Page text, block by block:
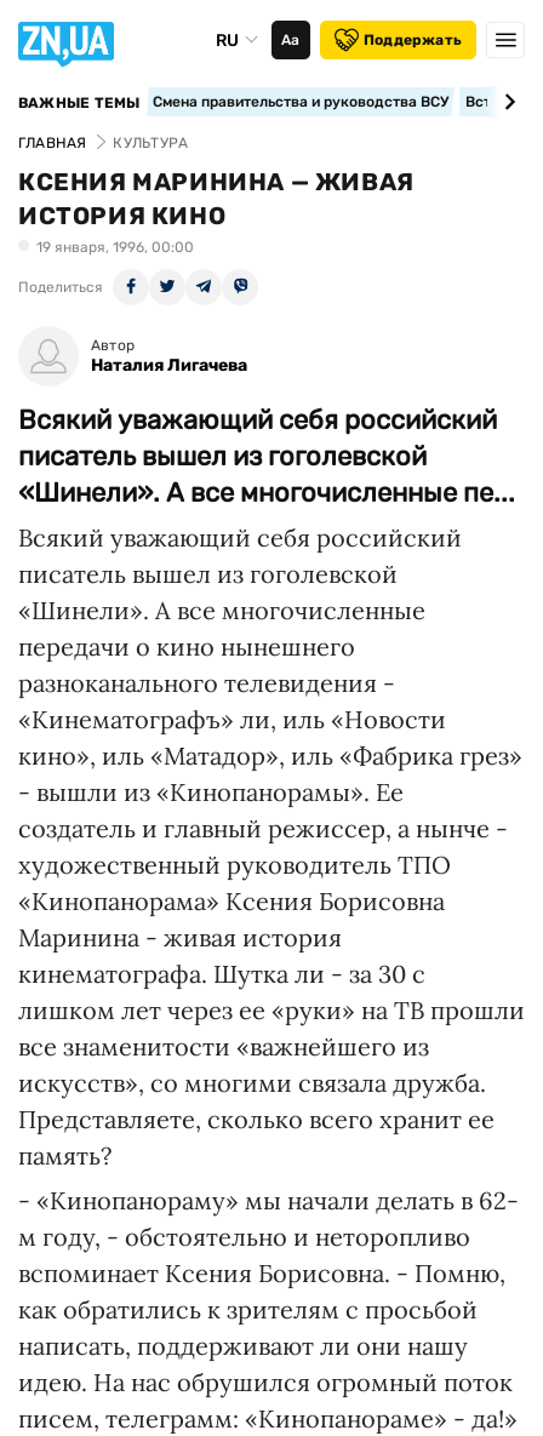
RU Аа Поддержать
ВАЖНЫЕ ТЕМЫ Смена правительства и руководства ВСУ
ГЛАВНАЯ КУЛЬТУРА
КСЕНИЯ МАРИНИНА — ЖИВАЯ
ИСТОРИЯ КИНО
19 января, 1996, 00:00
Поделиться
Автор
Наталия Лигачева
Всякий уважающий себя российский
писатель вышел из гоголевской
«Шинели». А все многочисленные пе...
Всякий уважающий себя российский
писатель вышел из гоголевской
«Шинели». А все многочисленные
передачи о кино нынешнего
разноканального телевидения -
«Кинематографъ» ли, иль «Новости
кино», иль «Матадор», иль «Фабрика грез»
- вышли из «Кинопанорамы». Ее
создатель и главный режиссер, а нынче -
художественный руководитель ТПО
«Кинопанорама» Ксения Борисовна
Маринина - живая история
кинематографа. Шутка ли - за 30 с
лишком лет через ее «руки» на ТВ прошли
все знаменитости «важнейшего из
искусств», со многими связала дружба.
Представляете, сколько всего хранит ее
память?
- «Кинопанораму» мы начали делать в 62-
м году, - обстоятельно и неторопливо
вспоминает Ксения Борисовна. - Помню,
как обратились к зрителям с просьбой
написать, поддерживают ли они нашу
идею. На нас обрушился огромный поток
писем, телеграмм: «Кинопанораме» - да!»